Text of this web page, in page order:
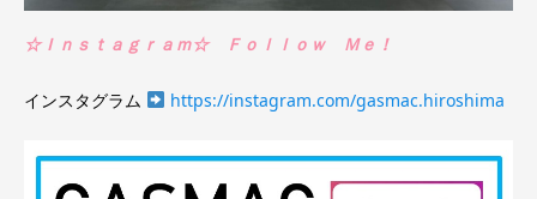
☆Ｉｎｓｔａｇｒａｍ☆ Ｆｏｌｌｏｗ Ｍｅ！
インスタグラム https://instagram.com/gasmac.hiroshima